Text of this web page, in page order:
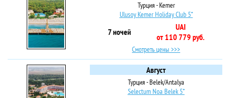
Турция - Kemer
Ulusoy Kemer Holiday Club 5*
7 ночей
UAI
от 110 779 руб.
Смотреть цены >>>
Август
Турция - Belek/Antalya
Selectum Noa Belek 5*